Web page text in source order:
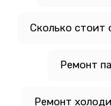
Сколько стоит
Ремонт
Ремонт